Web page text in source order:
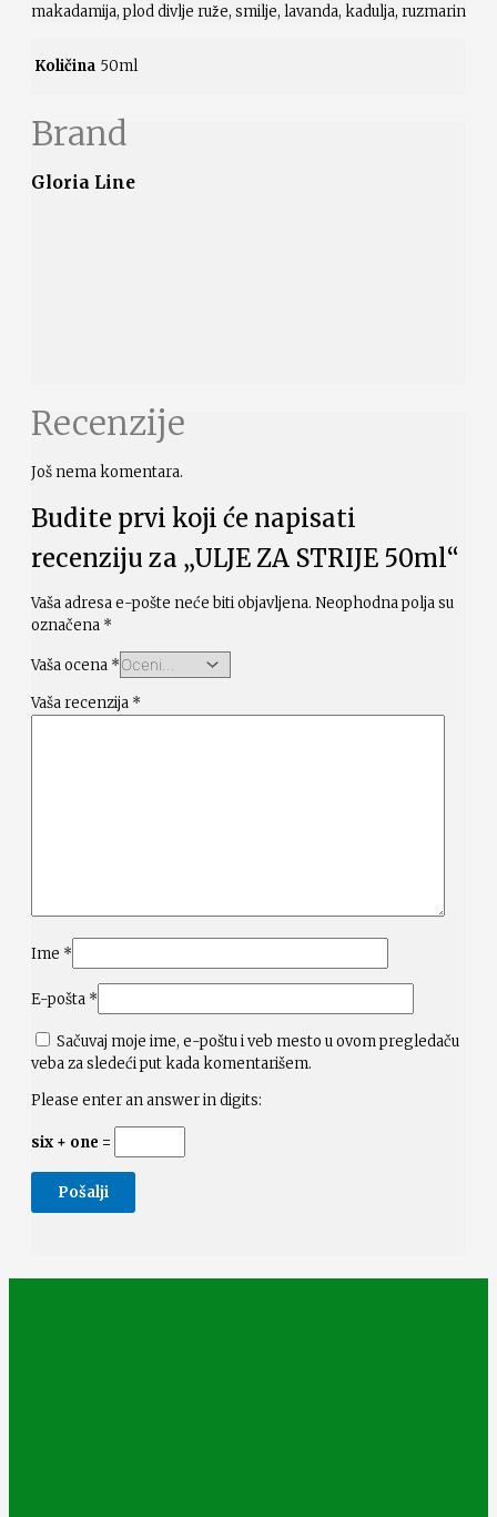
makadamija, plod divlje ruže, smilje, lavanda, kadulja, ruzmarin
Količina 50ml
Brand
Gloria Line
Recenzije
Još nema komentara.
Budite prvi koji će napisati
recenziju za „ULJE ZA STRIJE 50ml“
Vaša adresa e-pošte neće biti objavljena. Neophodna polja su
označena *
Vaša ocena *
Vaša recenzija *
Ime *
E-pošta *
Sačuvaj moje ime, e-poštu i veb mesto u ovom pregledaču
veba za sledeći put kada komentarišem.
Please enter an answer in digits:
six + one =